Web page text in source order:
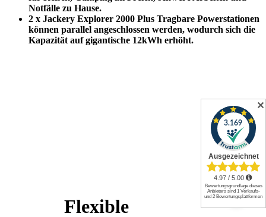
Notfälle zu Hause.
2 x Jackery Explorer 2000 Plus Tragbare Powerstationen
können parallel angeschlossen werden, wodurch sich die
Kapazität auf gigantische 12kWh erhöht.
Flexible
✕